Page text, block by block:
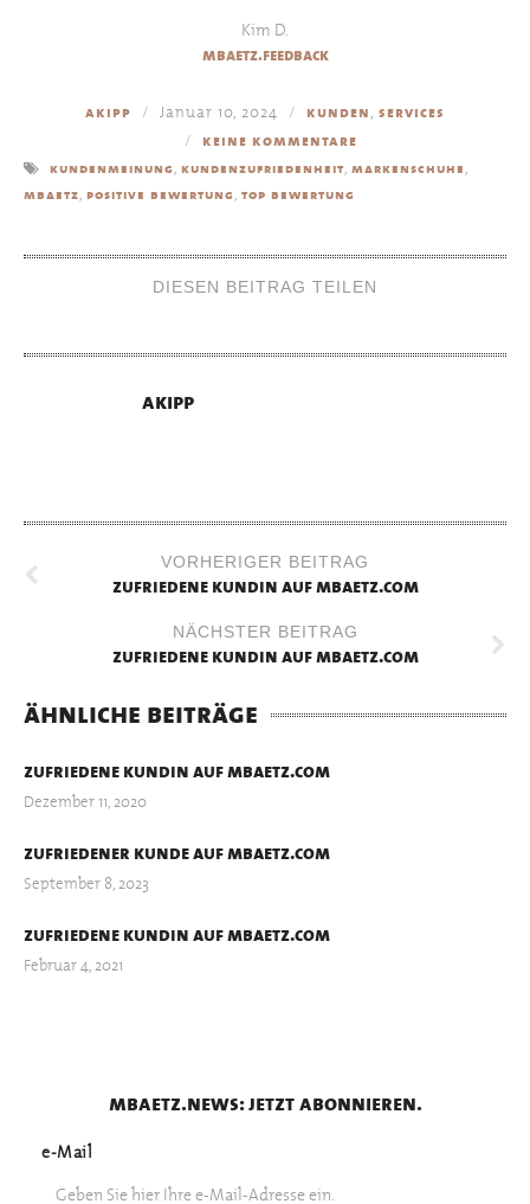
Kim D.
mbaetz.feedback
akipp Januar 10, 2024 kunden, services
keine kommentare
kundenmeinung , kundenzufriedenheit, markenschuhe ,
mbaetz, positive bewertung , top bewertung
DIESEN BEITRAG TEILEN
akipp
VORHERIGER BEITRAG
zufriedene kundin auf mbaetz.com
NÄCHSTER BEITRAG
zufriedene kundin auf mbaetz.com
ähnliche beiträge
zufriedene kundin auf mbaetz.com
Dezember 11, 2020
zufriedener kunde auf mbaetz.com
September 8, 2023
zufriedene kundin auf mbaetz.com
Februar 4, 2021
mbaetz.news: jetzt abonnieren.
e-Mail